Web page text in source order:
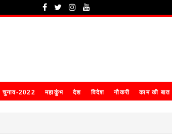
चुनाव-2022 महाकुंभ देश विदेश नौकरी काम की बात